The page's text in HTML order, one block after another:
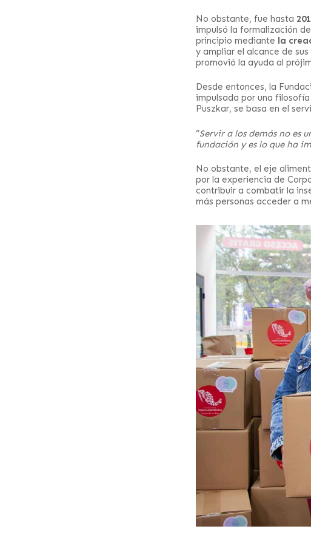
No obstante, fue hasta
impulsó la formalización
principio mediante la
y ampliar el alcance de
promovió la ayuda al
Desde entonces, la
impulsada por una
Puszkar, se basa en el
“Servir a los demás no es
fundación y es lo que ha
No obstante, el eje
por la experiencia de
contribuir a combatir la
más personas acceder a